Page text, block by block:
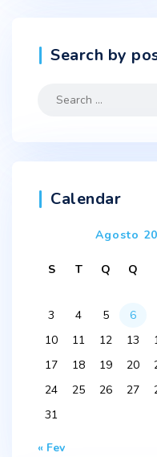
Search by
Search
Calendar
Agosto
S T Q Q
3
4 5 6
10
11 12 13
17
18 19 20
24
25 26 27
31
« Fev